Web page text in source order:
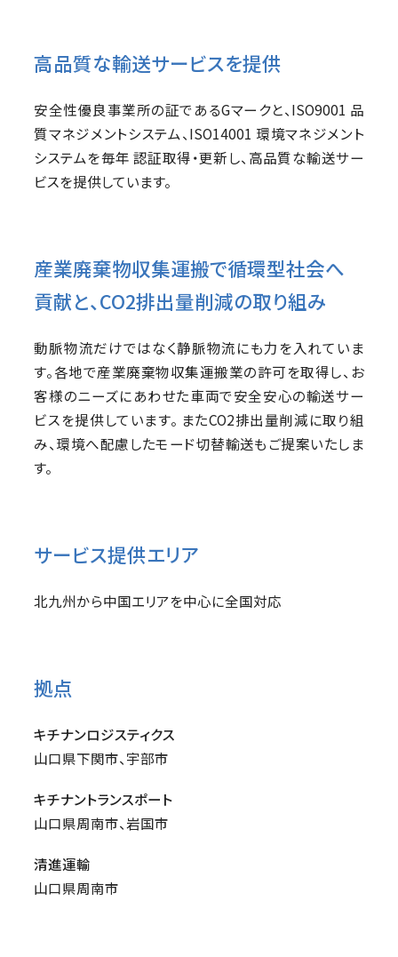
高品質な輸送サービスを提供
安全性優良事業所の証であるGマークと、ISO9001 品
質マネジメントシステム、ISO14001 環境マネジメント
システムを毎年 認証取得・更新し、高品質な輸送サー
ビスを提供しています。
産業廃棄物収集運搬で循環型社会へ
貢献と、CO2排出量削減の取り組み
動脈物流だけではなく静脈物流にも力を入れていま
す。各地で産業廃棄物収集運搬業の許可を取得し、お
客様のニーズにあわせた車両で安全安心の輸送サー
ビスを提供しています。 またCO2排出量削減に取り組
み、環境へ配慮したモード切替輸送もご提案いたしま
す。
サービス提供エリア
北九州から中国エリアを中心に全国対応
拠点
キチナンロジスティクス
山口県下関市、宇部市
キチナントランスポート
山口県周南市、岩国市
清進運輸
山口県周南市